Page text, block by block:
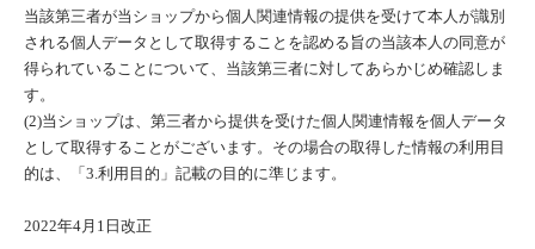
当該第三者が当ショップから個人関連情報の提供を受けて本人が識別
される個人データとして取得することを認める旨の当該本人の同意が
得られていることについて、当該第三者に対してあらかじめ確認しま
す。
(2)当ショップは、第三者から提供を受けた個人関連情報を個人データ
として取得することがございます。その場合の取得した情報の利用目
的は、「3.利用目的」記載の目的に準じます。
2022年4月1日改正